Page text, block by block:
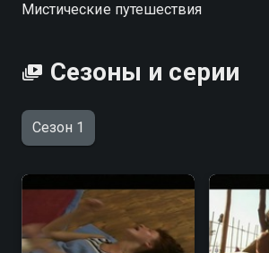
Мистические путешествия
Сезоны и серии
Сезон 1